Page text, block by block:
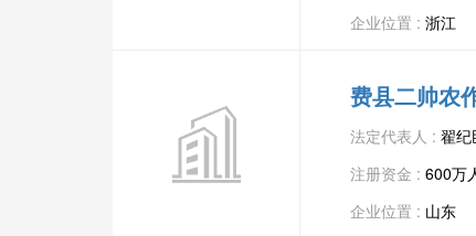
企业位置 : 浙江
费县二帅农
法定代表人 : 翟纪
注册资金 : 600万
企业位置 : 山东